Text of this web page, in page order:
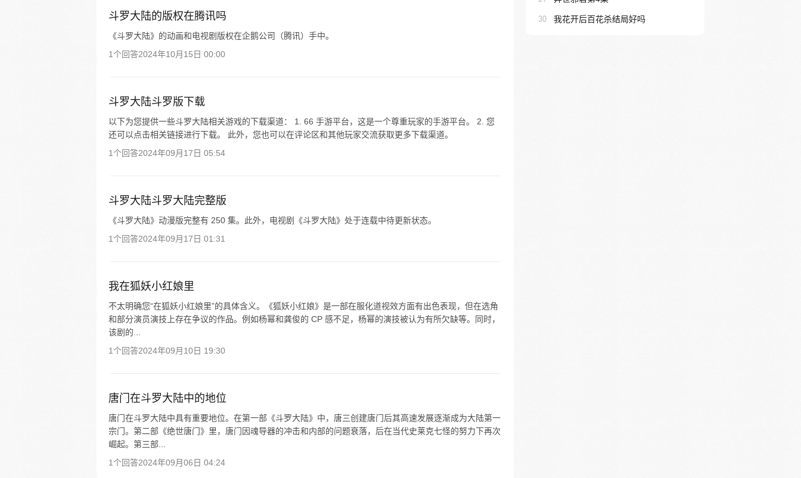
斗罗大陆的版权在腾讯吗
《斗罗大陆》的动画和电视剧版权在企鹅公司（腾讯）手中。
1个回答2024年10月15日 00:00
斗罗大陆斗罗版下载
以下为您提供一些斗罗大陆相关游戏的下载渠道： 1. 66 手游平台，这是一个尊重玩家的手游平台。 2. 您
还可以点击相关链接进行下载。 此外，您也可以在评论区和其他玩家交流获取更多下载渠道。
1个回答2024年09月17日 05:54
斗罗大陆斗罗大陆完整版
《斗罗大陆》动漫版完整有 250 集。此外，电视剧《斗罗大陆》处于连载中待更新状态。
1个回答2024年09月17日 01:31
我在狐妖小红娘里
不太明确您“在狐妖小红娘里”的具体含义。《狐妖小红娘》是一部在服化道视效方面有出色表现，但在选角
和部分演员演技上存在争议的作品。例如杨幂和龚俊的 CP 感不足，杨幂的演技被认为有所欠缺等。同时，
该剧的...
1个回答2024年09月10日 19:30
唐门在斗罗大陆中的地位
唐门在斗罗大陆中具有重要地位。在第一部《斗罗大陆》中，唐三创建唐门后其高速发展逐渐成为大陆第一
宗门。第二部《绝世唐门》里，唐门因魂导器的冲击和内部的问题衰落，后在当代史莱克七怪的努力下再次
崛起。第三部...
1个回答2024年09月06日 04:24
30 我花开后百花杀结局好吗